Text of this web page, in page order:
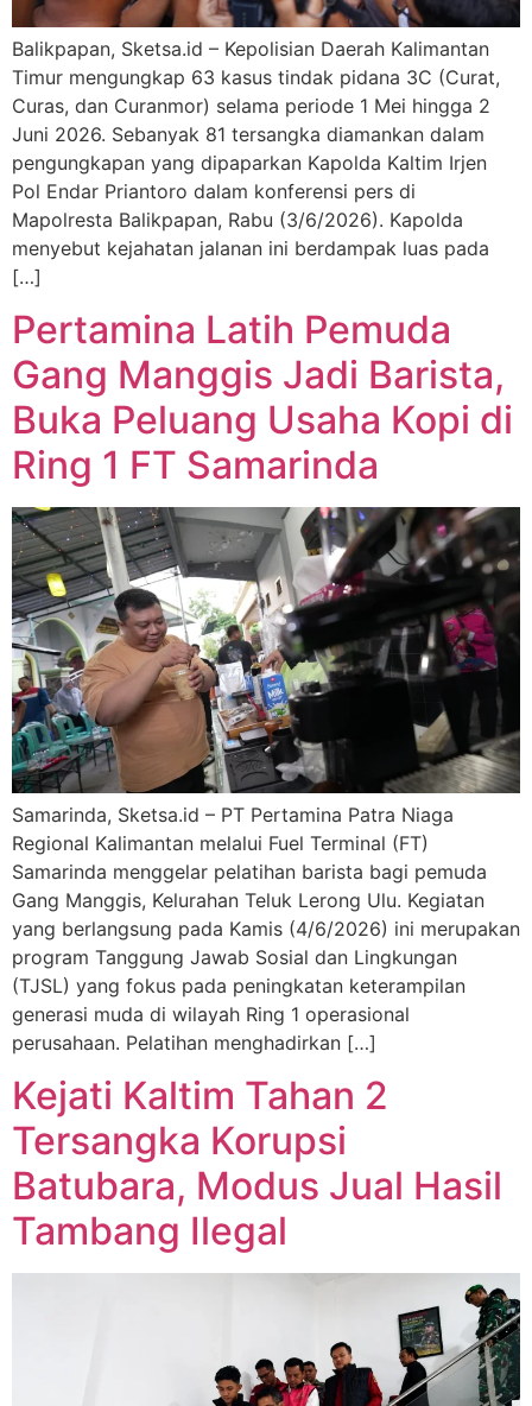
Balikpapan, Sketsa.id – Kepolisian Daerah Kalimantan
Timur mengungkap 63 kasus tindak pidana 3C (Curat,
Curas, dan Curanmor) selama periode 1 Mei hingga 2
Juni 2026. Sebanyak 81 tersangka diamankan dalam
pengungkapan yang dipaparkan Kapolda Kaltim Irjen
Pol Endar Priantoro dalam konferensi pers di
Mapolresta Balikpapan, Rabu (3/6/2026). Kapolda
menyebut kejahatan jalanan ini berdampak luas pada
[…]
Pertamina Latih Pemuda
Gang Manggis Jadi Barista,
Buka Peluang Usaha Kopi di
Ring 1 FT Samarinda
Samarinda, Sketsa.id – PT Pertamina Patra Niaga
Regional Kalimantan melalui Fuel Terminal (FT)
Samarinda menggelar pelatihan barista bagi pemuda
Gang Manggis, Kelurahan Teluk Lerong Ulu. Kegiatan
yang berlangsung pada Kamis (4/6/2026) ini merupakan
program Tanggung Jawab Sosial dan Lingkungan
(TJSL) yang fokus pada peningkatan keterampilan
generasi muda di wilayah Ring 1 operasional
perusahaan. Pelatihan menghadirkan […]
Kejati Kaltim Tahan 2
Tersangka Korupsi
Batubara, Modus Jual Hasil
Tambang Ilegal